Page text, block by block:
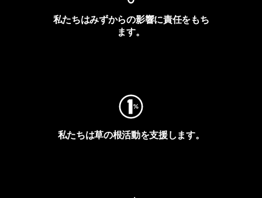
私たちはみずからの影響に責任をもち
ます。
私たちは草の根活動を支援します。